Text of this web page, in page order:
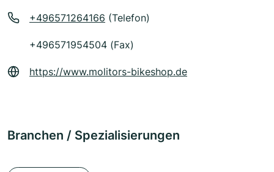
+496571264166 (Telefon)
+496571954504 (Fax)
https://www.molitors-bikeshop.de
Branchen / Spezialisierungen